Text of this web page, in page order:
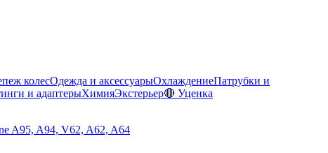
колесОдежда и аксессуарыОхлаждениеПатрубки и
и адаптерыХимияЭкстерьер🔴 Уценка